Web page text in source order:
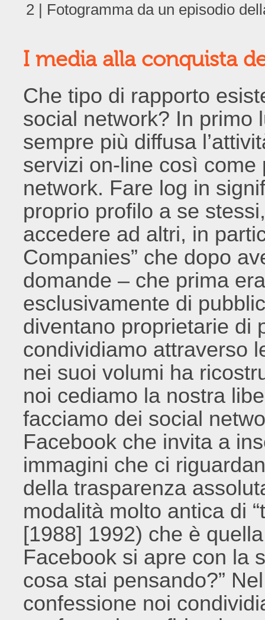
2 | Fotogramma da un episodio
I media alla conquista
Che tipo di rapporto
social network? In primo
sempre più diffusa
servizi on-line così
network. Fare log in
proprio profilo a se
accedere ad altri, in
Companies” che dopo
domande – che prima
esclusivamente di
diventano proprietarie di
condividiamo attraverso
nei suoi volumi ha
noi cediamo la nostra
facciamo dei social
Facebook che invita a
immagini che ci
della trasparenza
modalità molto antica di
[1988] 1992) che è
Facebook si apre con la
cosa stai pensando?”
confessione noi